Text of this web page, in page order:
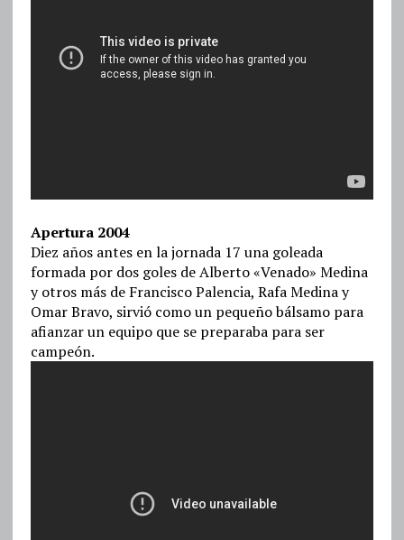
Apertura 2004
Diez años antes en la jornada 17 una goleada
formada por dos goles de Alberto «Venado» Medina
y otros más de Francisco Palencia, Rafa Medina y
Omar Bravo, sirvió como un pequeño bálsamo para
afianzar un equipo que se preparaba para ser
campeón.